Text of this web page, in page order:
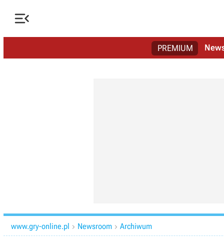

PREMIUM
www.gry-online.pl  Newsroom  Archiwum